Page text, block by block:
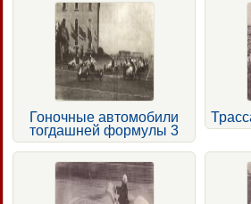
Гоночные автомобили
тогдашней формулы 3